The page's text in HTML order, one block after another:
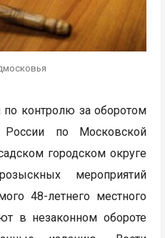
по контролю за оборотом
по Московской
городском округе
мероприятий
48-летнего местного
в незаконном обороте